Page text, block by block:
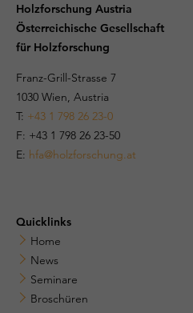
Holzforschung Austria
Österreichische Gesellschaft
für Holzforschung
Franz-Grill-Strasse 7
1030 Wien, Austria
T: +43 1 798 26 23-0
​​F: +43 1 798 26 23-50
E: hfa@holzforschung.at
Quicklinks
Home
News
Seminare
Broschüren